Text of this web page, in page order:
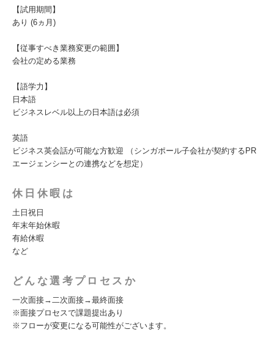
【試用期間】
あり (6ヵ月)
【従事すべき業務変更の範囲】
会社の定める業務
【語学力】
日本語
ビジネスレベル以上の日本語は必須
英語
ビジネス英会話が可能な方歓迎 （シンガポール子会社が契約するPR
エージェンシーとの連携などを想定）
休日休暇は
土日祝日
年末年始休暇
有給休暇
など
どんな選考プロセスか
一次面接→二次面接→最終面接
※面接プロセスで課題提出あり
※フローが変更になる可能性がございます。